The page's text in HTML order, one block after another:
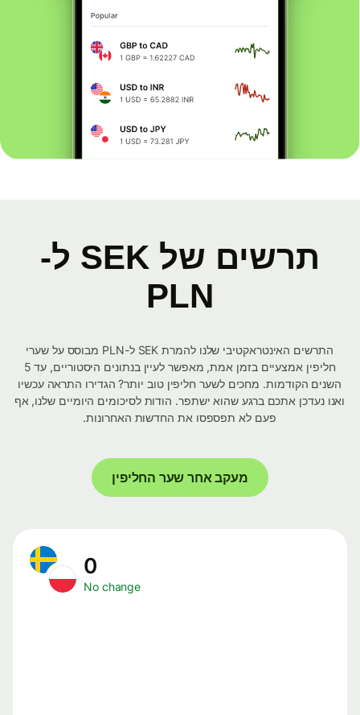
תרשים של SEK ל-
PLN
התרשים האינטראקטיבי שלנו להמרת SEK ל-PLN מבוסס על שערי
חליפין אמצעיים בזמן אמת, מאפשר לעיין בנתונים היסטוריים, עד 5
השנים הקודמות. מחכים לשער חליפין טוב יותר? הגדירו התראה עכשיו
ואנו נעדכן אתכם ברגע שהוא ישתפר. הודות לסיכומים היומיים שלנו, אף
פעם לא תפספסו את החדשות האחרונות.
מעקב אחר שער החליפין
No change